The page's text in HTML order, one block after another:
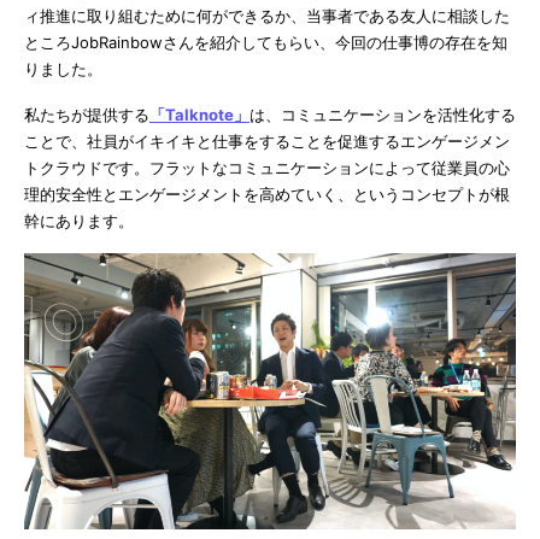
ィ推進に取り組むために何ができるか、当事者である友人に相談した
ところJobRainbowさんを紹介してもらい、今回の仕事博の存在を知
りました。
私たちが提供する 「Talknote」 は、コミュニケーションを活性化する
ことで、社員がイキイキと仕事をすることを促進するエンゲージメン
トクラウドです。フラットなコミュニケーションによって従業員の心
理的安全性とエンゲージメントを高めていく、というコンセプトが根
幹にあります。